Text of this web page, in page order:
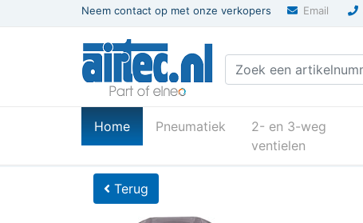
Neem contact op met onze verkopers Email
Home(current)Pneumatiek
2- en 3-weg
ventielen
Terug